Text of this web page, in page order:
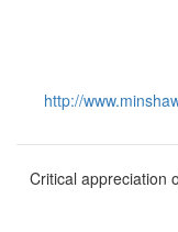
http://
Critical appreciation